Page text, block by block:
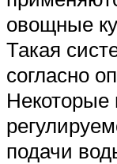
овощные
Такая
согласно
подачи